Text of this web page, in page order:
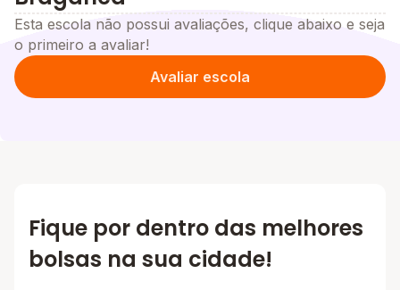
Esta escola não possui avaliações, clique abaixo e seja
o primeiro a avaliar!
Avaliar escola
Fique por dentro das melhores
bolsas na sua cidade!